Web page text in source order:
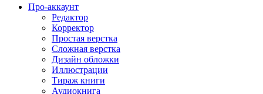
Про-аккаунт
Редактор
Корректор
Простая верстка
Сложная верстка
Дизайн обложки
Иллюстрации
Тираж книги
Аудиокнига